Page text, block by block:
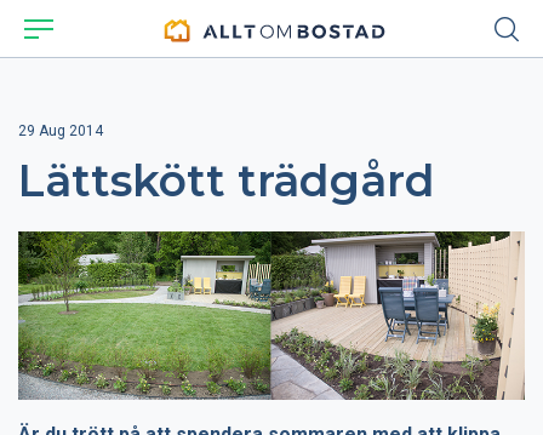
29 Aug 2014
Lättskött trädgård